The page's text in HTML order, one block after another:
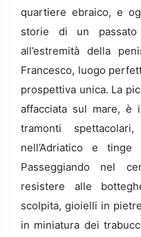
quartiere ebraico, e
storie di un passato
all’estremità della
Francesco, luogo
prospettiva unica. La
affacciata sul mare, è
tramonti
nell’Adriatico e
Passeggiando nel
resistere alle
scolpita, gioielli in
in miniatura dei